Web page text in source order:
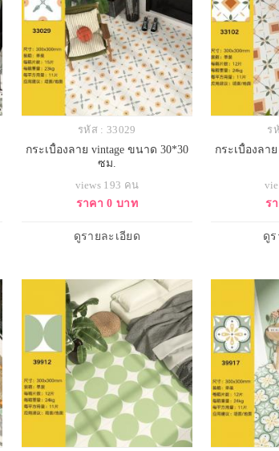
รหัส : 33029
กระเบื้องลาย vintage ขนาด 30*30
ซม.
views 193 คน
ราคา 0 บาท
ดูรายละเอียด
ร
กระเบื้องลา
ร
ดูร